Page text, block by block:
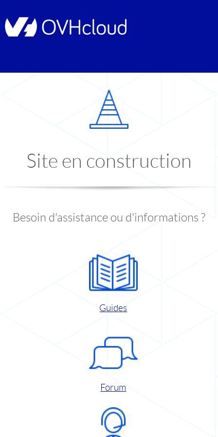
Site en construction
Besoin d'assistance ou d'informations ?
Guides
Forum